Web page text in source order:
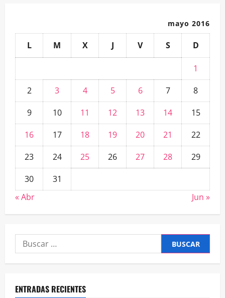
mayo 2016
L M X J V S D
1
2
3 4 5 6 7
8
9
10 11 12 13 14
15
16
17 18 19 20 21
22
23
24 25 26 27 28
29
30
31
« Abr
Jun »
Buscar:
ENTRADAS RECIENTES